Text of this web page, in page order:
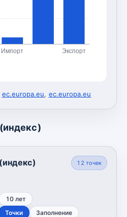
Импорт Экспорт
ec.europa.eu, ec.europa.eu
12 точек
10 лет
Точки Заполнение